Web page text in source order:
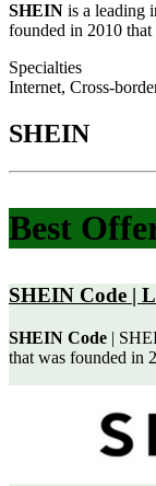
SHEIN is a leading
founded in 2010 that
Specialties
Internet, Cross-
SHEIN
Best
SHEIN Code |
SHEIN Code |
that was founded in